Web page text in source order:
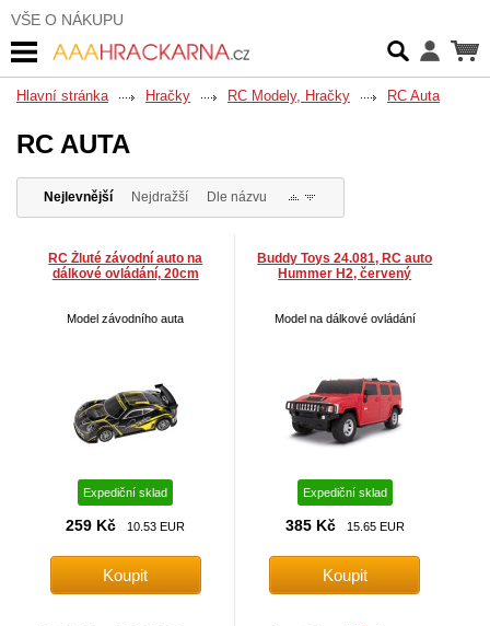
VŠE O NÁKUPU
Hlavní stránka Hračky RC Modely, Hračky RC Auta
RC AUTA
Nejlevnější Nejdražší Dle názvu
RC Žluté závodní auto na
dálkové ovládání, 20cm
Model závodního auta
Expediční sklad
259 Kč 10.53 EUR
Buddy Toys 24.081, RC auto
Hummer H2, červený
Model na dálkové ovládání
Expediční sklad
385 Kč 15.65 EUR